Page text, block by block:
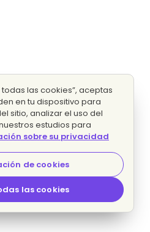
las cookies”, aceptas
en tu dispositivo para
sitio, analizar el uso del
estudios para
sobre su privacidad
de cookies
las cookies